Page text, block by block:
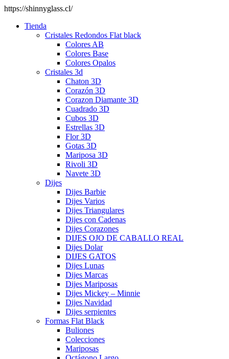
https://shinnyglass.cl/
Tienda
Cristales Redondos Flat black
Colores AB
Colores Base
Colores Opalos
Cristales 3d
Chaton 3D
Corazón 3D
Corazon Diamante 3D
Cuadrado 3D
Cubos 3D
Estrellas 3D
Flor 3D
Gotas 3D
Mariposa 3D
Rivoli 3D
Navete 3D
Dijes
Dijes Barbie
Dijes Varios
Dijes Triangulares
Dijes con Cadenas
Dijes Corazones
DIJES OJO DE CABALLO REAL
Dijes Dolar
DIJES GATOS
Dijes Lunas
Dijes Marcas
Dijes Mariposas
Dijes Mickey – Minnie
Dijes Navidad
Dijes serpientes
Formas Flat Black
Buliones
Colecciones
Mariposas